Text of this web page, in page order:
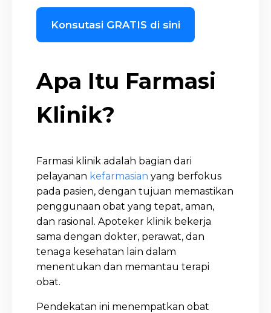
Konsutasi GRATIS di sini
Apa Itu Farmasi
Klinik?
Farmasi klinik adalah bagian dari
pelayanan kefarmasian yang berfokus
pada pasien, dengan tujuan memastikan
penggunaan obat yang tepat, aman,
dan rasional. Apoteker klinik bekerja
sama dengan dokter, perawat, dan
tenaga kesehatan lain dalam
menentukan dan memantau terapi
obat.
Pendekatan ini menempatkan obat